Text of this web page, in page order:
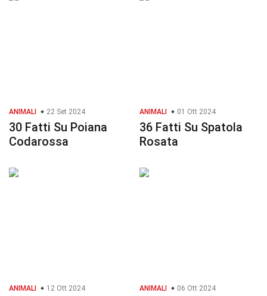
ANIMALI 22 Set 2024
30 Fatti Su Poiana
Codarossa
ANIMALI 01 Ott 2024
36 Fatti Su Spatola
Rosata
ANIMALI 12 Ott 2024 ANIMALI 06 Ott 2024